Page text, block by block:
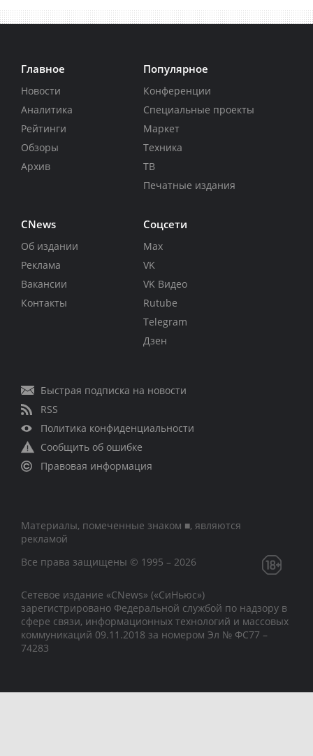
Главное
Новости
Аналитика
Рейтинги
Обзоры
Архив
Популярное
Конференции
Специальные проекты
Маркет
Техника
ТВ
Печатные издания
CNews
Об издании
Реклама
Вакансии
Контакты
Соцсети
Max
VK
VK Видео
Rutube
Telegram
Дзен
Быстрая подписка на новости
RSS
Политика конфиденциальности
Сообщить об ошибке
Правовая информация
Материалы, помеченные знаком ■, являются
рекламой
Все права защищены © 1995 – 2026
Сетевое издание «CNews» («СиНьюс»)
зарегистрировано Федеральной службой по надзору в
сфере связи, информационных технологий и массовых
коммуникаций 09.11.2018 за номером Эл № ФС77 –
74283